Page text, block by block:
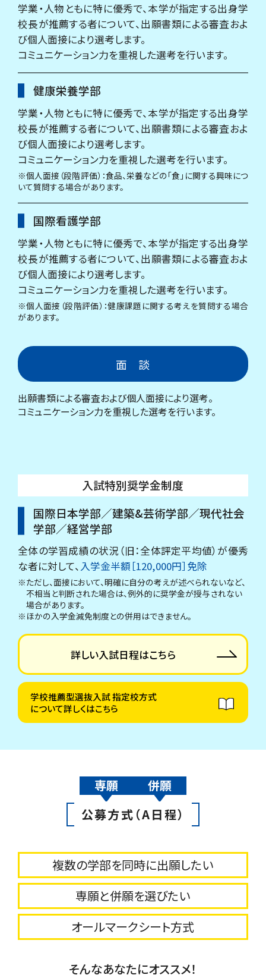
学業・人物ともに特に優秀で、本学が指定する出身学
校長が推薦する者について、出願書類による審査およ
び個人面接により選考します。
コミュニケーション力を重視した選考を行います。
健康栄養学部
学業・人物ともに特に優秀で、本学が指定する出身学
校長が推薦する者について、出願書類による審査およ
び個人面接により選考します。
コミュニケーション力を重視した選考を行います。
※個人面接（段階評価）：食品、栄養などの「食」に関する興味につ
いて質問する場合があります。
国際看護学部
学業・人物ともに特に優秀で、本学が指定する出身学
校長が推薦する者について、出願書類による審査およ
び個人面接により選考します。
コミュニケーション力を重視した選考を行います。
※個人面接（段階評価）：健康課題に関する考えを質問する場合
があります。
面 談
出願書類による審査および個人面接により選考。
コミュニケーション力を重視した選考を行います。
入試特別奨学金制度
国際日本学部／建築&芸術学部／現代社会
学部／経営学部
全体の学習成績の状況（旧：全体評定平均値）が優秀
な者に対して、入学金半額［120,000円］免除
※ただし、面接において、明確に自分の考えが述べられないなど、
不相当と判断された場合は、例外的に奨学金が授与されない
場合があります。
※ほかの入学金減免制度との併用はできません。
詳しい入試日程はこちら
学校推薦型選抜入試 指定校方式
について詳しくはこちら
専願
併願
公募方式（A日程）
複数の学部を同時に出願したい
専願と併願を選びたい
オールマークシート方式
そんなあなたにオススメ！